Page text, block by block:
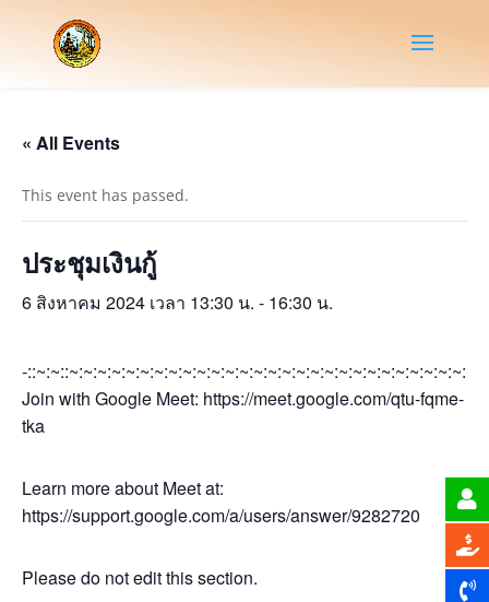
« All Events
This event has passed.
ประชุมเงินกู้
6 สิงหาคม 2024 เวลา 13:30 น. - 16:30 น.
-
Join with Google Meet: https://meet.google.com/qtu-fqme-
tka
Learn more about Meet at:
https://support.google.com/a/users/answer/9282720
Please do not edit this section.